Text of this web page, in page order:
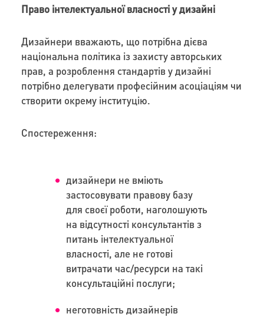
Право інтелектуальної власності у дизайні
Дизайнери вважають, що потрібна дієва
національна політика із захисту авторських
прав, а розроблення стандартів у дизайні
потрібно делегувати професійним асоціаціям чи
створити окрему інституцію.
Спостереження:
дизайнери не вміють
застосовувати правову базу
для своєї роботи, наголошують
на відсутності консультантів з
питань інтелектуальної
власності, але не готові
витрачати час/ресурси на такі
консультаційні послуги;
неготовність дизайнерів